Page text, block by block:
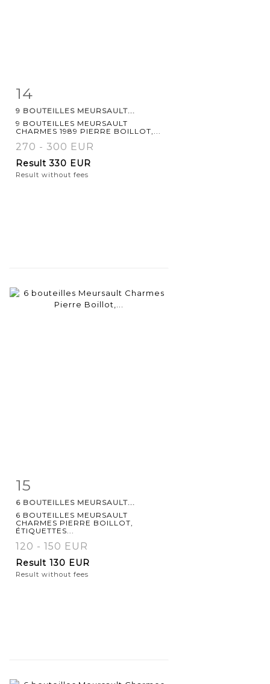
Item detail
14
9 BOUTEILLES MEURSAULT...
9 BOUTEILLES MEURSAULT
CHARMES 1989 PIERRE BOILLOT,...
270 - 300 EUR
Result330 EUR
Result without fees
Item detail
15
6 BOUTEILLES MEURSAULT...
6 BOUTEILLES MEURSAULT
CHARMES PIERRE BOILLOT,
ÉTIQUETTES...
120 - 150 EUR
Result 130 EUR
Result without fees